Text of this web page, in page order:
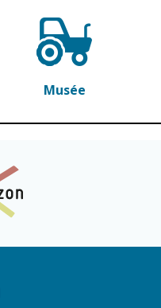
Assises de la
citoyenneté
Conseils de
quartiers
Conseil
municipal
Conseil citoyen
Musée